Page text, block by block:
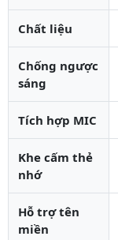
Chất liệu
Chống ngược
sáng
Tích hợp MIC
Khe cấm thẻ
nhớ
Hỗ trợ tên
miền